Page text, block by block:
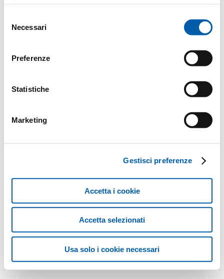
delNecessari
Preferenze
Statistiche
Marketing
Gestisci preferenze
Accetta i cookie
Accetta selezionati
Usa solo i cookie necessari